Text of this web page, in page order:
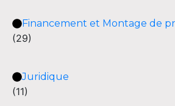
Financement et Montage de
(29)
Juridique
(11)